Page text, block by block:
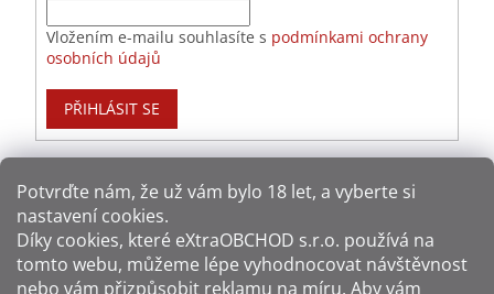
Potvrďte nám​​, že už vám bylo 18 let, a vyberte si
nastavení cookies.
Díky cookies, které eXtraOBCHOD s.r.o. používá na
tomto webu, můžeme lépe vyhodnocovat návštěvnost
nebo vám přizpůsobit reklamu na míru. Aby vám
Vložením e-mailu souhlasíte s podmínkami ochrany
osobních údajů
PŘIHLÁSIT SE
Způsoby dopravy: